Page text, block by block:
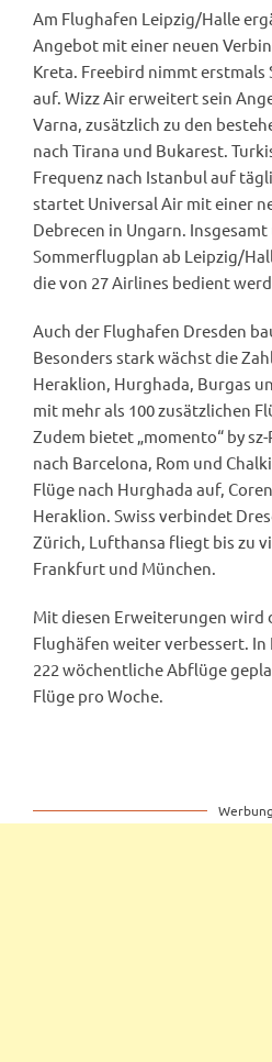
Am Flughafen Leipzig/Halle
Angebot mit einer neuen
Kreta. Freebird nimmt erstmals
auf. Wizz Air erweitert sein
Varna, zusätzlich zu den
nach Tirana und Bukarest.
Frequenz nach Istanbul auf
startet Universal Air mit einer
Debrecen in Ungarn.
Sommerflugplan ab Leipzig/
die von 27 Airlines bedient
Auch der Flughafen Dresden
Besonders stark wächst die
Heraklion, Hurghada, Burgas
mit mehr als 100 zusätzlichen
Zudem bietet „momento“ by
nach Barcelona, Rom und
Flüge nach Hurghada auf,
Heraklion. Swiss verbindet
Zürich, Lufthansa fliegt bis zu
Frankfurt und München.
Mit diesen Erweiterungen wird
Flughäfen weiter verbessert. In
222 wöchentliche Abflüge
Flüge pro Woche.
Werbung